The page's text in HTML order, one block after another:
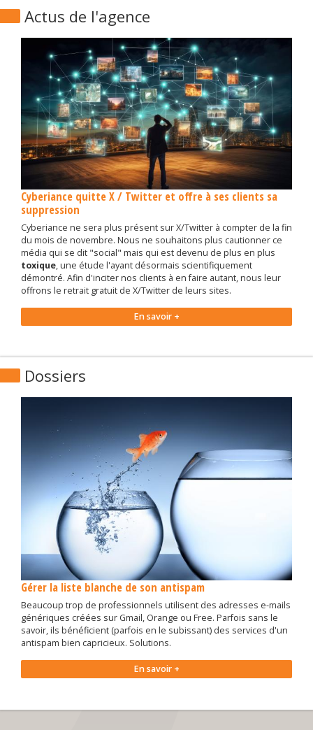
Actus de l'agence
Cyberiance quitte X / Twitter et offre à ses clients sa
suppression
Cyberiance ne sera plus présent sur X/Twitter à compter de la fin
du mois de novembre. Nous ne souhaitons plus cautionner ce
média qui se dit "social" mais qui est devenu de plus en plus
toxique, une étude l'ayant désormais scientifiquement
démontré. Afin d'inciter nos clients à en faire autant, nous leur
offrons le retrait gratuit de X/Twitter de leurs sites.
En savoir +
Dossiers
Gérer la liste blanche de son antispam
Beaucoup trop de professionnels utilisent des adresses e-mails
génériques créées sur Gmail, Orange ou Free. Parfois sans le
savoir, ils bénéficient (parfois en le subissant) des services d'un
antispam bien capricieux. Solutions.
En savoir +